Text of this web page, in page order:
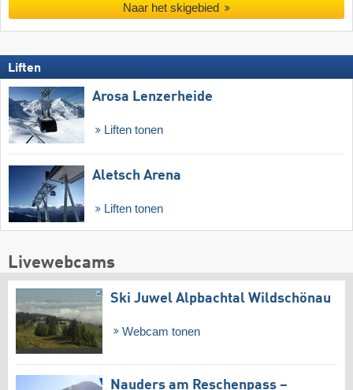
Naar het skigebied
Liften
Arosa Lenzerheide
Liften tonen
Aletsch Arena
Liften tonen
Livewebcams
Ski Juwel Alpbachtal Wildschönau
Webcam tonen
Nauders am Reschenpass –